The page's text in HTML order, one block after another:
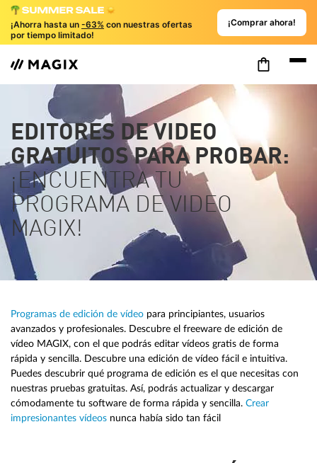
¡Ahorra hasta un -63% con nuestras ofertas
por tiempo limitado!
¡Comprar ahora!
EDITORES DE VIDEO
GRATUITOS PARA PROBAR:
¡ENCUENTRA TU
PROGRAMA DE VIDEO
MAGIX!
Programas de edición de vídeo para principiantes, usuarios
avanzados y profesionales. Descubre el freeware de edición de
vídeo MAGIX, con el que podrás editar vídeos gratis de forma
rápida y sencilla. Descubre una edición de vídeo fácil e intuitiva.
Puedes descubrir qué programa de edición es el que necesitas con
nuestras pruebas gratuitas. Así, podrás actualizar y descargar
cómodamente tu software de forma rápida y sencilla. Crear
impresionantes vídeos nunca había sido tan fácil